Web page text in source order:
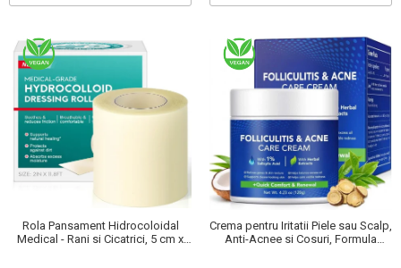
Rola Pansament Hidrocoloidal
Medical - Rani si Cicatrici, 5 cm x
Crema pentru Iritatii Piele sau Scalp,
Anti-Acnee si Cosuri, Formula